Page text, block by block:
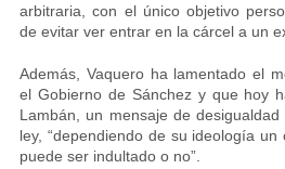
arbitraria, con el único objetivo
de evitar ver entrar en la cárcel a un
Además, Vaquero ha lamentado el
el Gobierno de Sánchez y que hoy
Lambán, un mensaje de
ley, “dependiendo de su ideología
puede ser indultado o no”.